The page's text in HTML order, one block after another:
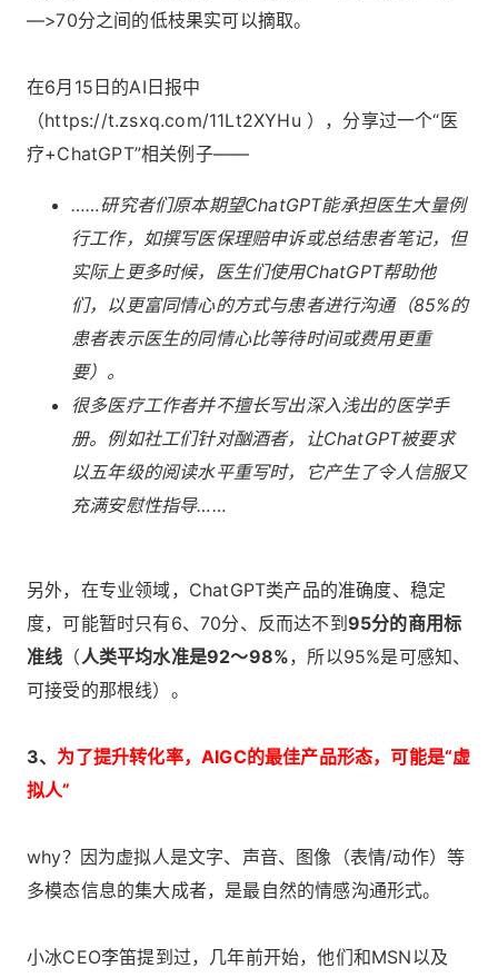
—>70分之间的低枝果实可以摘取。
在6月15日的AI日报中
（https://t.zsxq.com/11Lt2XYHu ），分享过一个“医
疗+ChatGPT”相关例子——
……研究者们原本期望ChatGPT能承担医生大量例
行工作，如撰写医保理赔申诉或总结患者笔记，但
实际上更多时候，医生们使用ChatGPT帮助他
们，以更富同情心的方式与患者进行沟通（85%的
患者表示医生的同情心比等待时间或费用更重
要）。
很多医疗工作者并不擅长写出深入浅出的医学手
册。例如社工们针对酗酒者，让ChatGPT被要求
以五年级的阅读水平重写时，它产生了令人信服又
充满安慰性指导……
另外，在专业领域，ChatGPT类产品的准确度、稳定
度，可能暂时只有6、70分、反而达不到 95分的商用标
准线 （人类平均水准是92～98%，所以95%是可感知、
可接受的那根线）。
3、 为了提升转化率，AIGC的最佳产品形态，可能是“虚
拟人”
why？因为虚拟人是文字、声音、图像（表情/动作）等
多模态信息的集大成者，是最自然的情感沟通形式。
小冰CEO李笛提到过，几年前开始，他们和MSN以及